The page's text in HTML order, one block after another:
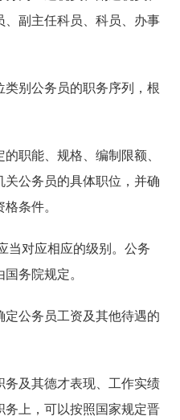
副主任科员、科员、办事
别公务员的职务序列，根
职能、规格、编制限额、
公务员的具体职位，并确
条件。
对应相应的级别。公务
务院规定。
公务员工资及其他待遇的
及其德才表现、工作实绩
上，可以按照国家规定晋